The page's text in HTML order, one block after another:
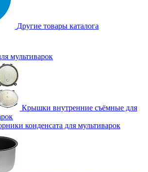
Другие товары каталога
мультиварок
Крышки внутренние съёмные для
конденсата для мультиварок